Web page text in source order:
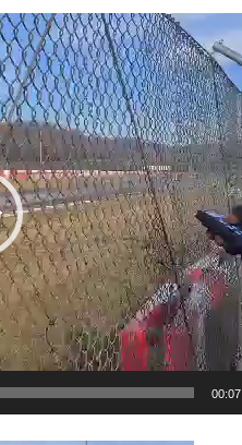
00:07